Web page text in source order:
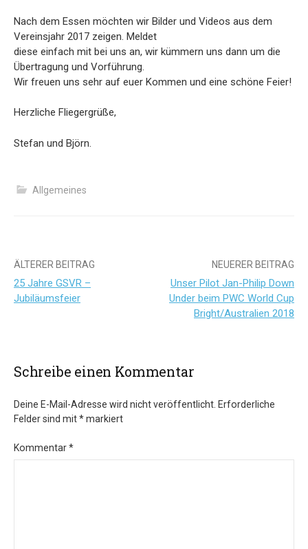
Nach dem Essen möchten wir Bilder und Videos aus dem
Vereinsjahr 2017 zeigen. Meldet
diese einfach mit bei uns an, wir kümmern uns dann um die
Übertragung und Vorführung.
Wir freuen uns sehr auf euer Kommen und eine schöne Feier!
Herzliche Fliegergrüße,
Stefan und Björn.
Allgemeines
Beitrags-
Navigation
ÄLTERER BEITRAG
25 Jahre GSVR –
Jubiläumsfeier
NEUERER BEITRAG
Unser Pilot Jan-Philip Down
Under beim PWC World Cup
Bright/Australien 2018
Schreibe einen Kommentar
Deine E-Mail-Adresse wird nicht veröffentlicht. Erforderliche
Felder sind mit*markiert
Kommentar*